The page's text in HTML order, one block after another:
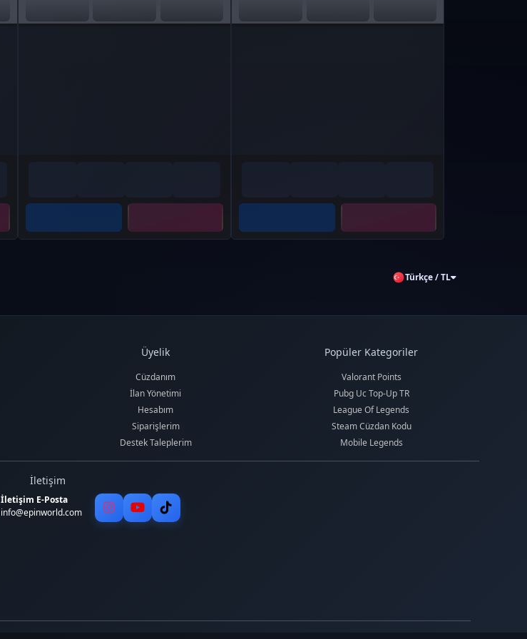
Türkçe / TL
Üyelik
Cüzdanım
İlan Yönetimi
Hesabım
Siparişlerim
Destek Taleplerim
Popüler Kategoriler
Valorant Points
Pubg Uc Top-Up TR
League Of Legends
Steam Cüzdan Kodu
Mobile Legends
İletişim
İletişim E-Posta
info@epinworld.com